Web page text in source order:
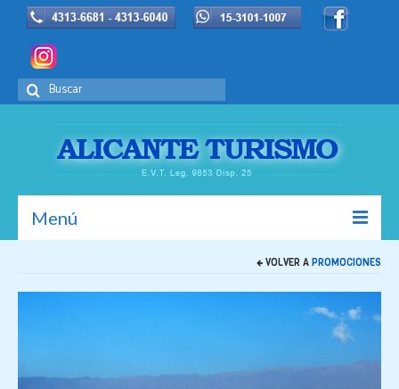
Buscar
por:
Menú
Promociones
VOLVER A PROMOCIONES